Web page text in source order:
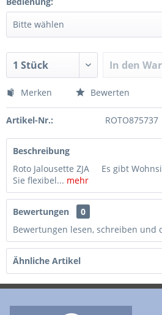
In den
Merken Bewerten
Artikel-Nr.: ROTO875737
Beschreibung
Roto Jalousette ZJA Es gibt
Sie flexibel... mehr
Bewertungen
0
Bewertungen lesen, schreiben und
Ähnliche Artikel